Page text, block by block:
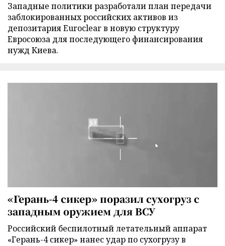
Западные политики разработали план передачи
заблокированных российских активов из
депозитария Euroclear в новую структуру
Евросоюза для последующего финансирования
нужд Киева.
«Герань-4 сикер» поразил сухогруз с
западным оружием для ВСУ
Российский беспилотный летательный аппарат
«Герань-4 сикер» нанес удар по сухогрузу в